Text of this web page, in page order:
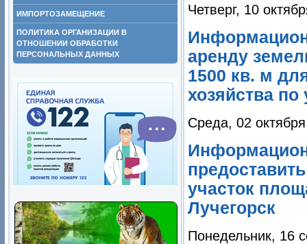
ИМПОРТОЗАМЕЩЕНИЕ
ПОЛИТИКА ОРГАНИЗАЦИИ В
ОТНОШЕНИИ ОБРАБОТКИ
ПЕРСОНАЛЬНЫХ ДАННЫХ
Четверг, 10
аренду
1500 кв. м
хозяйства
Среда, 02
участок
Лучегорск
Понедельник, 16